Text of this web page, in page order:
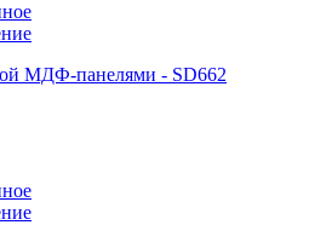
МДФ-панелями - SD662